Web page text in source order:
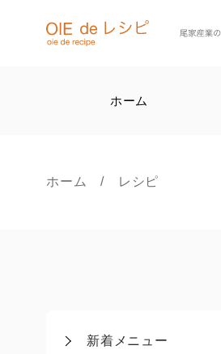
ホーム
ホーム/ レシピ
新着メニュー